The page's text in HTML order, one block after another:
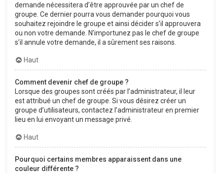
demande nécessitera d’être approuvée par un chef de
groupe. Ce dernier pourra vous demander pourquoi vous
souhaitez rejoindre le groupe et ainsi décider s’il approuvera
ou non votre demande. N’importunez pas le chef de groupe
s’il annule votre demande, il a sûrement ses raisons.
Haut
Comment devenir chef de groupe ?
Lorsque des groupes sont créés par l’administrateur, il leur
est attribué un chef de groupe. Si vous désirez créer un
groupe d’utilisateurs, contactez l’administrateur en premier
lieu en lui envoyant un message privé.
Haut
Pourquoi certains membres apparaissent dans une
couleur différente ?